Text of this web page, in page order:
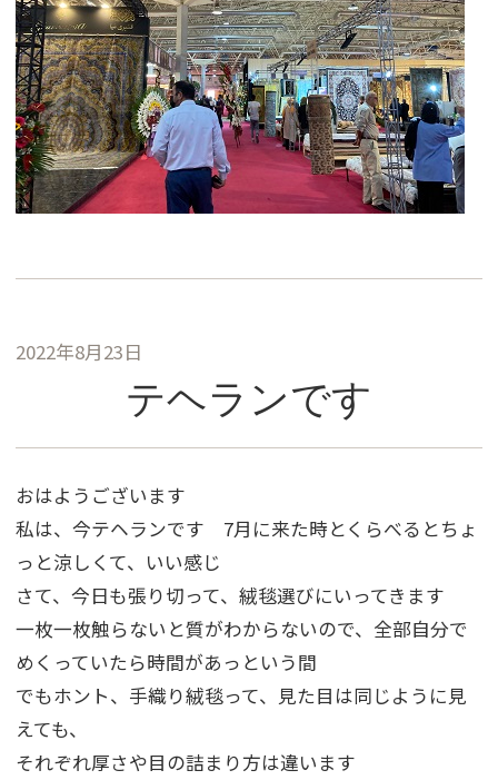
2022年8月23日
テヘランです
おはようございます
私は、今テヘランです 7月に来た時とくらべるとちょ
っと涼しくて、いい感じ
さて、今日も張り切って、絨毯選びにいってきます
一枚一枚触らないと質がわからないので、全部自分で
めくっていたら時間があっという間
でもホント、手織り絨毯って、見た目は同じように見
えても、
それぞれ厚さや目の詰まり方は違います